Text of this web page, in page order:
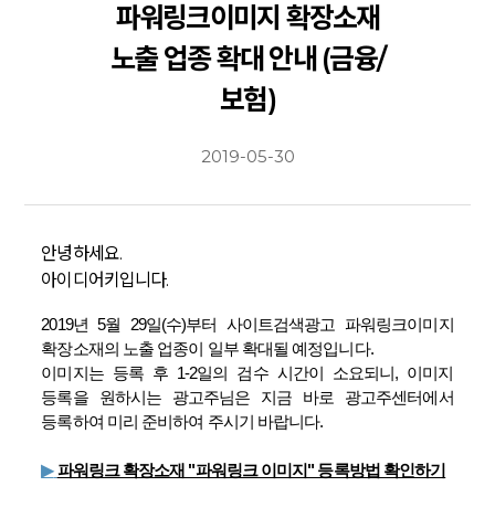
파워링크이미지 확장소재
노출 업종 확대 안내 (금융/
보험)
2019-05-30
안녕하세요.
아이디어키입니다.
2019년 5월 29일(수)부터 사이트검색광고 파워링크이미지
확장소재의 노출 업종이 일부 확대될 예정입니다.
이미지는 등록 후 1-2일의 검수 시간이 소요되니, 이미지
등록을 원하시는 광고주님은 지금 바로 광고주센터에서
등록하여 미리 준비하여 주시기 바랍니다.
▶ 파워링크 확장소재 "파워링크 이미지" 등록방법 확인하기